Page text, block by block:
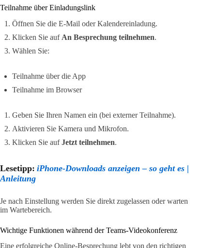
Teilnahme über Einladungslink
Öffnen Sie die E-Mail oder Kalendereinladung.
Klicken Sie auf An Besprechung teilnehmen.
Wählen Sie:
Teilnahme über die App
Teilnahme im Browser
Geben Sie Ihren Namen ein (bei externer Teilnahme).
Aktivieren Sie Kamera und Mikrofon.
Klicken Sie aufJetzt teilnehmen.
Lesetipp: iPhone-Downloads anzeigen – so geht es |
Anleitung
Je nach Einstellung werden Sie direkt zugelassen oder warten
im Wartebereich.
Wichtige Funktionen während der Teams-Videokonferenz
Eine erfolgreiche Online-Besprechung lebt von den richtigen